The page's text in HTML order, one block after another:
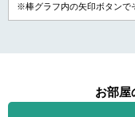
※棒グラフ内の矢印ボタンで
お部屋